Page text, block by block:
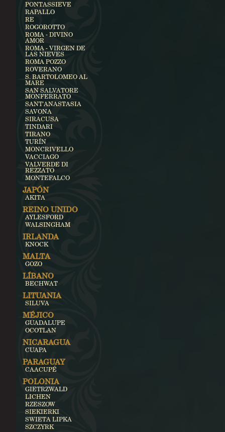
PONTASSIEVE
RAPALLO
RE
ROGOROTTO
ROMA - DIVINO
AMOR
ROMA - VIRGEN DE
LAS NIEVES
ROMA POZZO
ROVERANO
S. BARTOLOMEO AL
MARE
SAN SALVATORE
MONFERRATO
SANT'ANASTASIA
SAVONA
SIRACUSA
TINDARI
TIRANO
TURÍN
MONCRIVELLO
VACCIAGO
VALVERDE DI
REZZATO
MONTEFALCO
JAPÓN
AKITA
REINO UNIDO
AYLESFORD
WALSINGHAM
IRLANDA
KNOCK
MALTA
GOZO
LÍBANO
BECHWAT
LITUANIA
SILUVA
MÉJICO
GUADALUPE
OCOTLAN
NICARAGUA
CUAPA
PARAGUAY
CAACUPÉ
POLONIA
GIETRZWALD
LICHEN
RZESZOW
SIEKIERKI
SWIETA LIPKA
SZCZYRK